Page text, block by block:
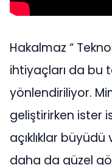
Hakalmaz “
ihtiyaçları da bu
yönlendiriliyor.
geliştirirken ister
açıklıklar
daha da güzel